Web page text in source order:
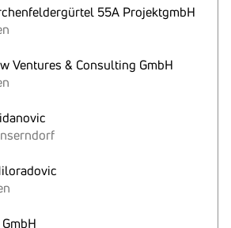
55A ProjektgmbH
Ventures & Consulting GmbH
GmbH